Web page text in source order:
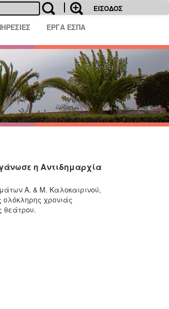
ΕΙΣΟΔΟΣ
ΕΡΓΑ ΕΣΠΑ
η Αντιδημαρχία
Α. & Μ. Καλοκαιρινού,
χρονιάς
θεάτρου.